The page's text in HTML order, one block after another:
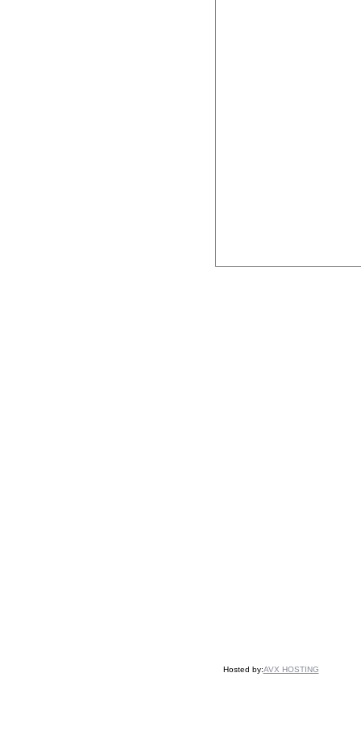
Hosted by:AVX HOSTING